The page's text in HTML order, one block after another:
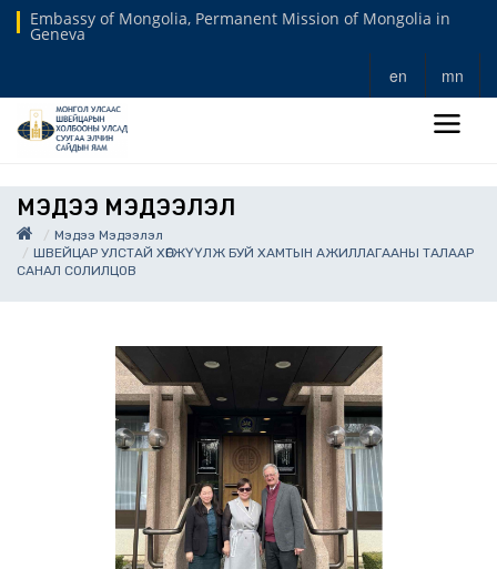
Embassy of Mongolia, Permanent Mission of Mongolia in
Geneva
en mn
МЭДЭЭ МЭДЭЭЛЭЛ
Мэдээ Мэдээлэл
ШВЕЙЦАР УЛСТАЙ ХӨГЖҮҮЛЖ БУЙ ХАМТЫН АЖИЛЛАГААНЫ ТАЛААР
САНАЛ СОЛИЛЦОВ